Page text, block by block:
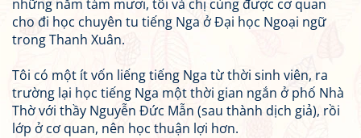
những năm tám mươi, tôi và chị cùng được cơ quan
cho đi học chuyên tu tiếng Nga ở Đại học Ngoại ngữ
trong Thanh Xuân.
Tôi có một ít vốn liếng tiếng Nga từ thời sinh viên, ra
trường lại học tiếng Nga một thời gian ngắn ở phố Nhà
Thờ với thầy Nguyễn Đức Mẫn (sau thành dịch giả), rồi
lớp ở cơ quan, nên học thuận lợi hơn.